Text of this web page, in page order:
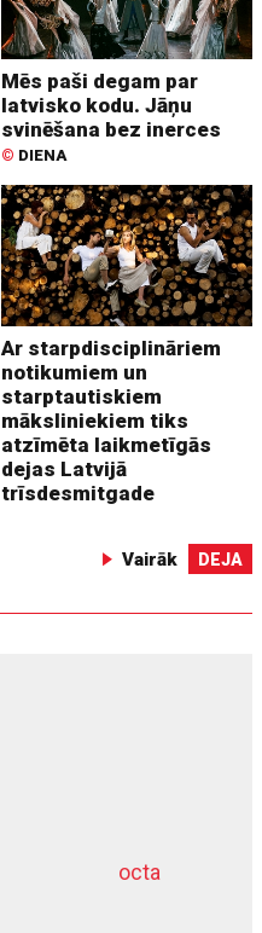
Mēs paši degam par
latvisko kodu. Jāņu
svinēšana bez inerces
© DIENA
Ar starpdisciplināriem
notikumiem un
starptautiskiem
māksliniekiem tiks
atzīmēta laikmetīgās
dejas Latvijā
trīsdesmitgade
Vairāk DEJA
octa
dziļurbums